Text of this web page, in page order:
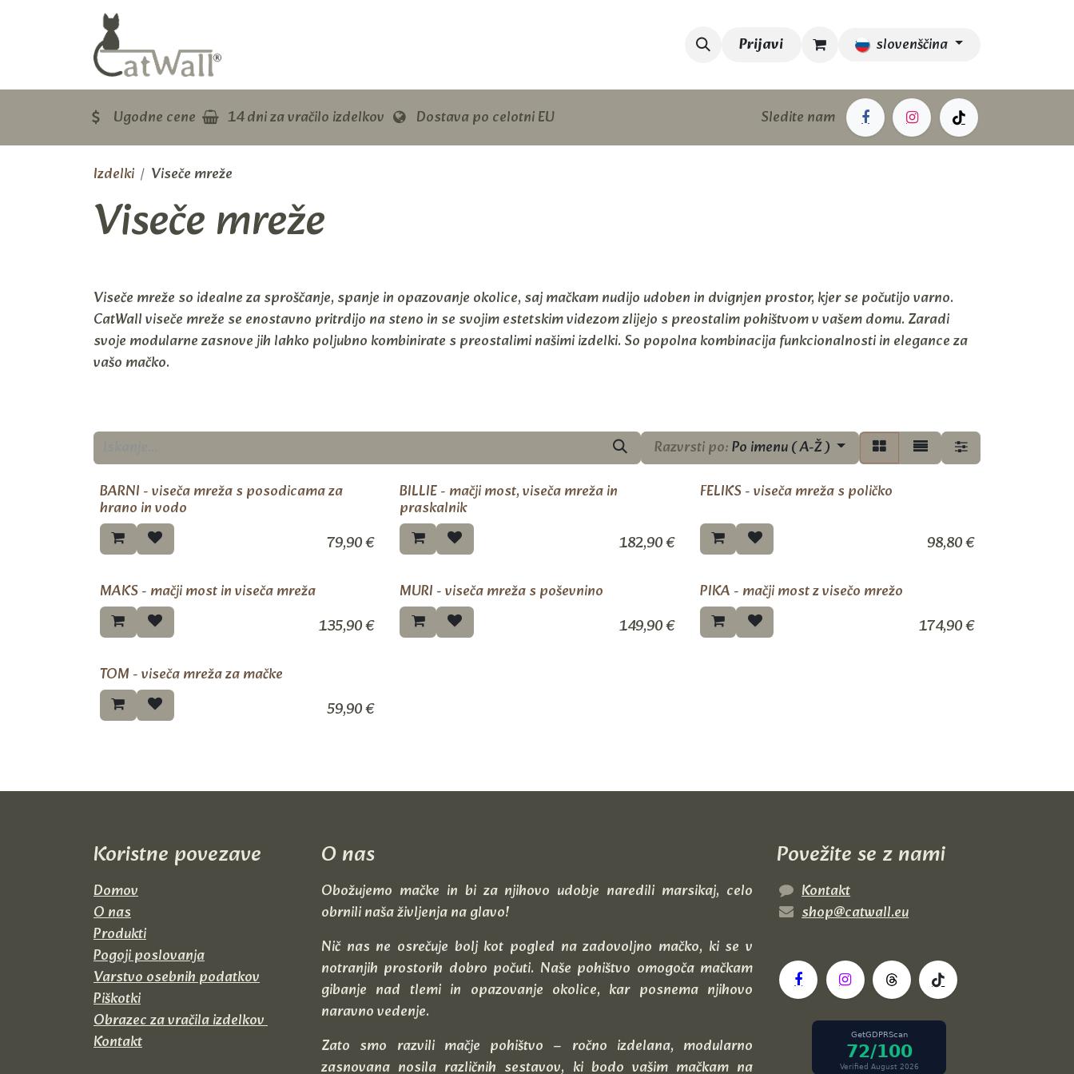
Prijavi slovenščina
Ugodne cene 14 dni za vračilo izdelkov Dostava po celotni EU Sledite nam
Izdelki Viseče mreže
Viseče mreže
Viseče mreže so idealne za sproščanje, spanje in opazovanje okolice, saj mačkam nudijo udoben in dvignjen prostor, kjer se počutijo varno.
CatWall viseče mreže se enostavno pritrdijo na steno in se svojim estetskim videzom zlijejo s preostalim pohištvom v vašem domu. Zaradi
svoje modularne zasnove jih lahko poljubno kombinirate s preostalimi našimi izdelki. So popolna kombinacija funkcionalnosti in elegance za
vašo mačko.
Razvrsti po:Po imenu ( A-Ž )
Novo!
BARNI - viseča mreža s posodicama za
hrano in vodo
79,90€
BILLIE - mačji most, viseča mreža in
praskalnik
182,90€
FELIKS - viseča mreža s poličko
98,80€
MAKS - mačji most in viseča mreža
135,90€
MURI - viseča mreža s poševnino
149,90€
PIKA - mačji most z visečo mrežo
174,90€
TOM - viseča mreža za mačke
59,90€
Koristne p​ovezave
Domov
O nas
Produkti
Pogoji poslovanja
Varstvo osebnih podatkov
Piškotki
Obrazec za vračila izdelkov
Kontakt
O nas
Obožujemo mačke in bi za njihovo udobje naredili marsikaj, celo
obrnili naša življenja na glavo!
Nič nas ne osrečuje bolj kot pogled na zadovoljno mačko, ki se v
notranjih prostorih dobro počuti. Naše pohištvo omogoča mačkam
gibanje nad tlemi in opazovanje okolice, kar posnema njihovo
naravno vedenje.
Zato smo razvili mačje pohištvo – ročno izdelana, modularno
zasnovana nosila različnih sestavov, ki bodo vašim mačkam na
Povežite se z nami
Kontakt
shop@catwall.eu